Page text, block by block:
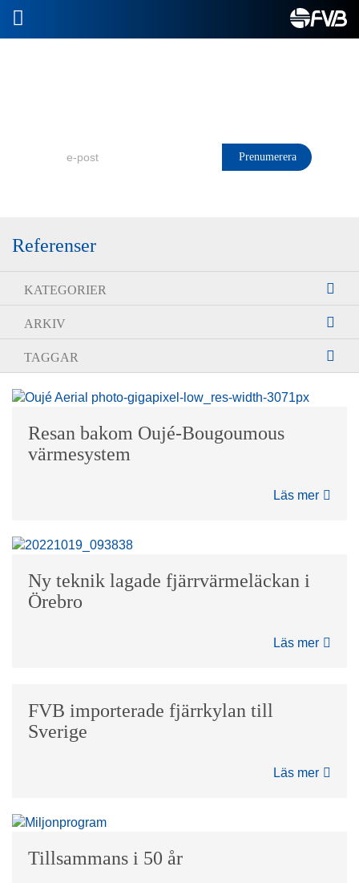
Referenser
KATEGORIER
ARKIV
TAGGAR
Resan bakom Oujé-Bougoumous
värmesystem
Läs mer
Ny teknik lagade fjärrvärmeläckan i
Örebro
Läs mer
FVB importerade fjärrkylan till
Sverige
Läs mer
Tillsammans i 50 år